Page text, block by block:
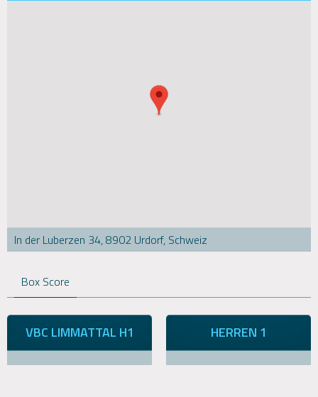
In der Luberzen 34, 8902 Urdorf, Schweiz
Box Score
VBC LIMMATTAL H1 HERREN 1